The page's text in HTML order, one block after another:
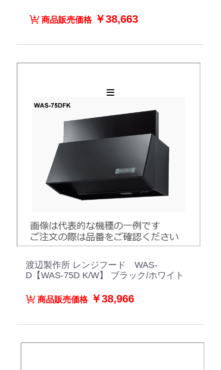
商品販売価格￥38,663
渡辺製作所 レンジフード WAS-
D【WAS-75D K/W】 ブラック/ホワイト
商品販売価格￥38,966